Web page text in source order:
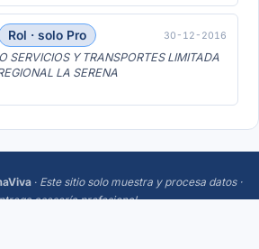
Rol · solo Pro 30-12-2016
SERVICIOS Y TRANSPORTES LIMITADA
LA SERENA
· Este sitio solo muestra y procesa datos ·
asesoría profesional.